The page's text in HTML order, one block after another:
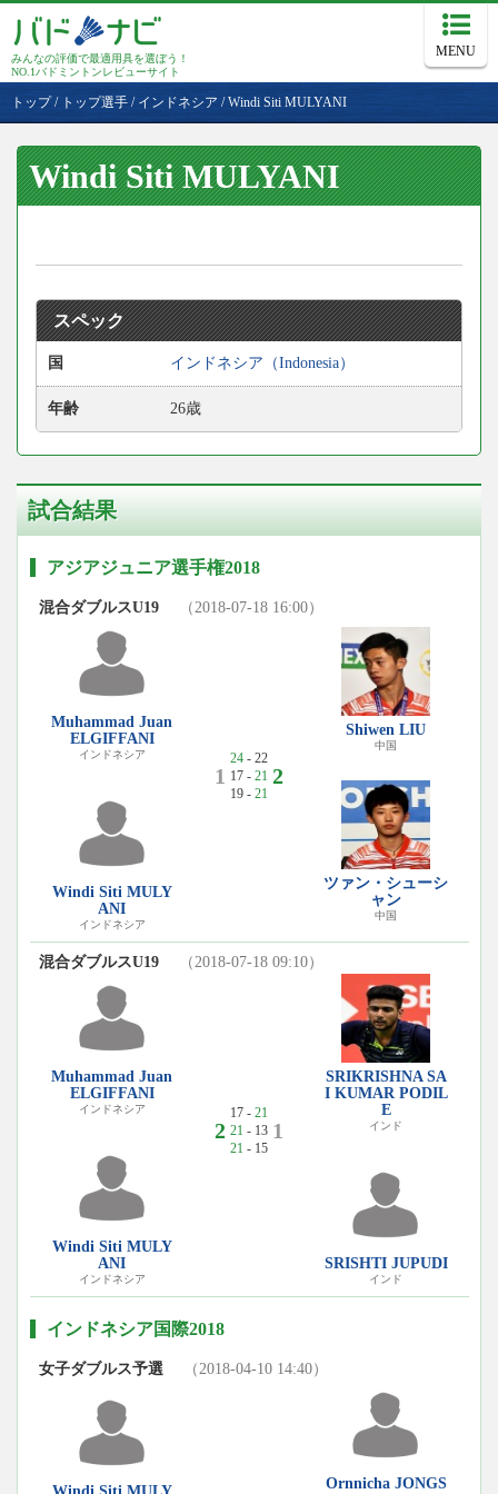
みんなの評価で最適用具を選ぼう！
NO.1バドミントンレビューサイト
MENU
トップ/ トップ選手 / インドネシア /Windi Siti MULYANI
Windi Siti MULYANI
スペック
国 インドネシア（Indonesia）
年齢 26歳
試合結果
アジアジュニア選手権2018
混合ダブルスU19 （2018-07-18 16:00）
Muhammad Juan
ELGIFFANI
インドネシア
Windi Siti MULY
ANI
インドネシア
1
24- 22
17 - 21
19 - 21
2
Shiwen LIU
中国
ツァン・シューシ
ャン
中国
混合ダブルスU19 （2018-07-18 09:10）
Muhammad Juan
ELGIFFANI
インドネシア
Windi Siti MULY
ANI
インドネシア
2
17 - 21
21 - 13
21 - 15
1
SRIKRISHNA SA
I KUMAR PODIL
E
インド
SRISHTI JUPUDI
インド
インドネシア国際2018
女子ダブルス予選 （2018-04-10 14:40）
Ornnicha JONGS